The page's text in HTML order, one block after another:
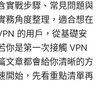
實戰步驟、常見問題與
務角度整理，適合想在
的用戶，從基礎安
你是第一次接觸 VPN
文章都會給你清晰的方
開始，先看重點清單再